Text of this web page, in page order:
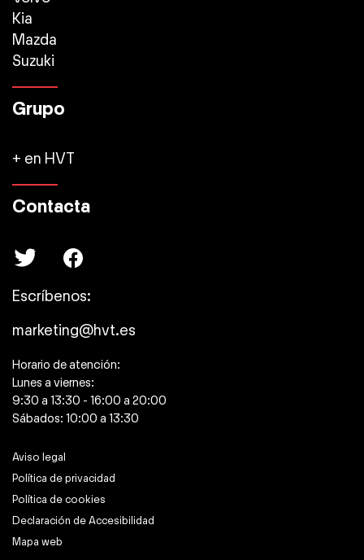
Kia
Mazda
Suzuki
Grupo
+ en HVT
Contacta
Escríbenos:
marketing@hvt.es
Horario de atención:
Lunes a viernes:
9:30 a 13:30 - 16:00 a 20:00
Sábados: 10:00 a 13:30
Aviso legal
Política de privacidad
Política de cookies
Declaración de Accesibilidad
Mapa web